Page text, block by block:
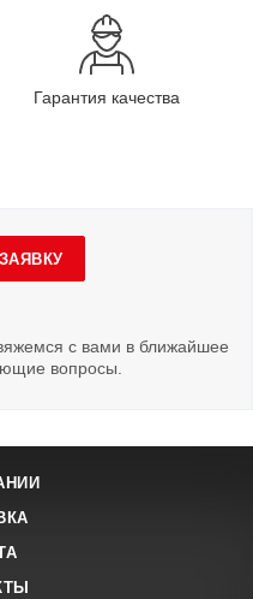
Гарантия качества
с вами в ближайшее
вопросы.